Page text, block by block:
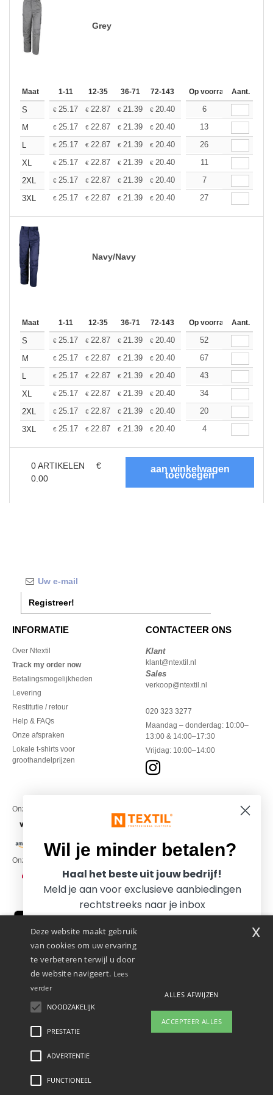
Grey
Maat 1-11 12-35 36-71 72-143 144-287 288 + Meer
Op voorraadAant.
S € 25.17 € 22.87 € 21.39 € 20.40 19.25
6
M
€ 25.17 € 22.87 € 21.39 € 20.40 19.25
13
L
€ 25.17 € 22.87 € 21.39 € 20.40 19.25
26
XL
€ 25.17 € 22.87 € 21.39 € 20.40 19.25
11
2XL
€ 25.17 € 22.87 € 21.39 € 20.40 19.25
7
3XL
€ 25.17 € 22.87 € 21.39 € 20.40 19.25
27
Navy/Navy
Maat 1-11 12-35 36-71 72-143 144-287 288 + Meer
Op voorraadAant.
S € 25.17 € 22.87 € 21.39 € 20.40 19.25
52
M
€ 25.17 € 22.87 € 21.39 € 20.40 19.25
67
L
€ 25.17 € 22.87 € 21.39 € 20.40 19.25
43
XL
€ 25.17 € 22.87 € 21.39 € 20.40 19.25
34
2XL
€ 25.17 € 22.87 € 21.39 € 20.40 19.25
20
3XL
€ 25.17 € 22.87 € 21.39 € 20.40 19.25
4
0ARTIKELEN
€
0.00
Registreer!
INFORMATIE
Over Ntextil
Track my order now
Betalingsmogelijkheden
Levering
Restitutie / retour
Help & FAQs
Onze afspraken
Lokale t-shirts voor
groothandelprijzen
CONTACTEER ONS
Klant
klant@ntextil.nl
Sales
verkoop@ntextil.nl
020 323 3277
Maandag – donderdag: 10:00–
13:00 & 14:00–17:30
Vrijdag: 10:00–14:00
Onze financiële partners
Onze transporteurs
Zekeringstraat 46, 1014BT Amsterdam - VAT NL 005596191B03 - KvK
Dit is GEEN retouradres. Voor retourzending, zie hier
Wettelijke bepalingen
Deze website maakt gebruik
van cookies om uw ervaring
te verbeteren terwijl u door
de website navigeert. Lees
verder
NOODZAKELIJK
PRESTATIE
ADVERTENTIE
FUNCTIONEEL
ALLES AFWIJZEN
ACCEPTEER ALLES
x
Wil je minder betalen?
Haal het beste uit jouw bedrijf!
Meld je aan voor exclusieve aanbiedingen
rechtstreeks naar je inbox
Ja, ik wil minder betalen!
Nee bedankt, ik wil meer betalen.